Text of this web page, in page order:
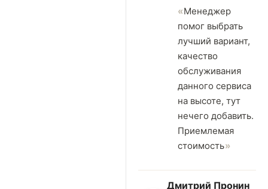
Менеджер
помог выбрать
лучший вариант,
качество
обслуживания
данного сервиса
на высоте, тут
нечего добавить.
Приемлемая
стоимость
Дмитрий Пронин